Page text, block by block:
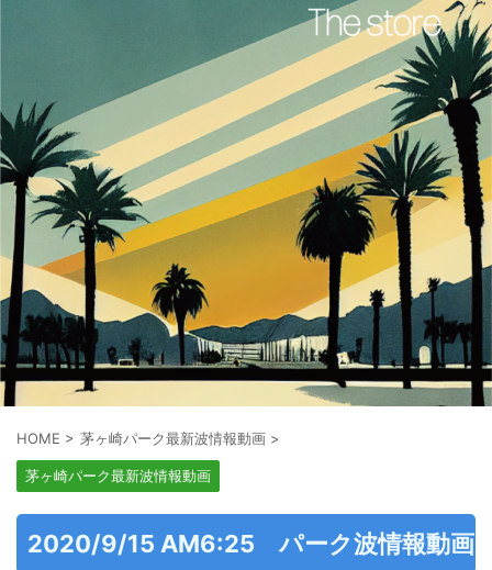
HOME > 茅ヶ崎パーク最新波情報動画 >
茅ヶ崎パーク最新波情報動画
2020/9/15 AM6:25 パーク波情報動画